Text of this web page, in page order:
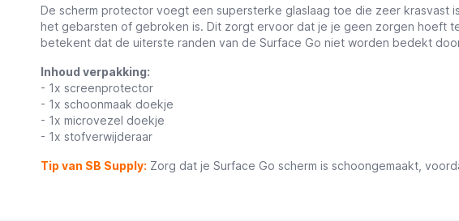
De scherm protector voegt een supersterke glaslaag toe die zeer krasvast
het gebarsten of gebroken is. Dit zorgt ervoor dat je je geen zorgen hoeft
betekent dat de uiterste randen van de Surface Go niet worden bedekt
Inhoud verpakking:
- 1x screenprotector
- 1x schoonmaak doekje
- 1x microvezel doekje
- 1x stofverwijderaar
Tip van SB Supply: Zorg dat je Surface Go scherm is schoongemaakt,